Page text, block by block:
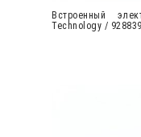
Встроенный
Technology /